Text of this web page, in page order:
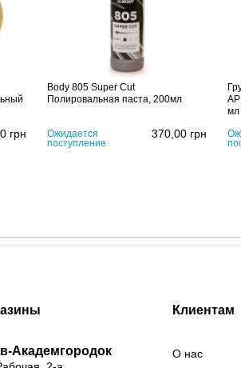
грн
Body 805 Super Cut
Полировальная паста, 200мл
Ожидается
поступление
370,00 грн
мл
Академгородок
Клиентам
О нас